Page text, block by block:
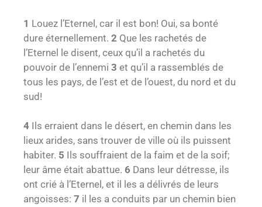
1 Louez l’Eternel, car il est bon! Oui, sa bonté
dure éternellement. 2 Que les rachetés de
l’Eternel le disent, ceux qu’il a rachetés du
pouvoir de l’ennemi 3 et qu’il a rassemblés de
tous les pays, de l’est et de l’ouest, du nord et du
sud!
4 Ils erraient dans le désert, en chemin dans les
lieux arides, sans trouver de ville où ils puissent
habiter. 5 Ils souffraient de la faim et de la soif;
leur âme était abattue. 6 Dans leur détresse, ils
ont crié à l’Eternel, et il les a délivrés de leurs
angoisses: 7 il les a conduits par un chemin bien